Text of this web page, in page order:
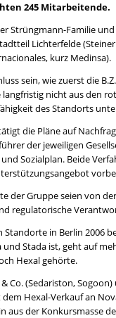
245 Mitarbeitende.
Strüngmann-Familie
Lichterfelde
kurz Medinsa).
sein, wie zuerst die
nicht aus den
des Standorts
die Pläne auf
der jeweiligen
Sozialplan. Beide
der Gruppe seien von
regulatorische
in Berlin 2006
und Stada ist, geht auf
Hexal gehörte.
Co. (Sedariston,
Hexal-Verkauf an
aus der Konkursmasse